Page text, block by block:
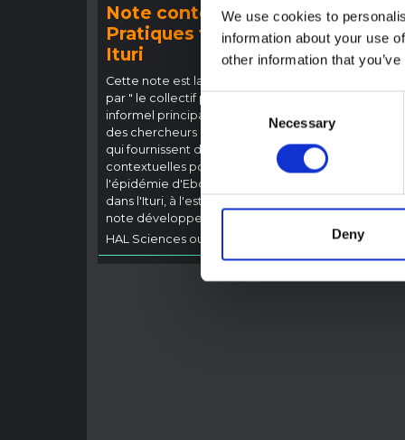
We use cookies to
information about your use
other information that
Consent
Selection
Necessary
Deny
Note contextuelle :
Pratiques funéraires en
Ituri
Cette note est la deuxième produite
par " le collectif pour l'Ituri ", un réseau
informel principalement animé par
des chercheurs en sciences sociales
qui fournissent des informations
contextuelles pour la réponse à
l'épidémie d'Ebola à Bundibugyo
dans l'Ituri, à l'est de la RDC. Cette
note développe les…
HAL Sciences ouvertes